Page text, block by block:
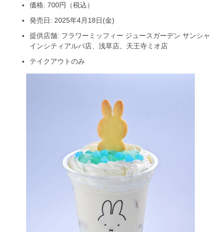
価格: 700円（税込）
発売日: 2025年4月18日(金)
提供店舗: フラワーミッフィー ジュースガーデン サンシャ
インシティアルパ店、浅草店、天王寺ミオ店
テイクアウトのみ